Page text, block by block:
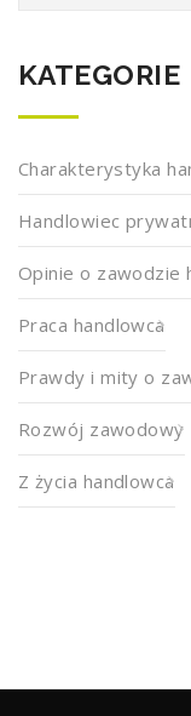
KATEGORIE
Charakterystyka
Handlowiec
Opinie o zawodzie
Praca handlowca
Prawdy i mity o
Rozwój zawodowy
Z życia handlowca